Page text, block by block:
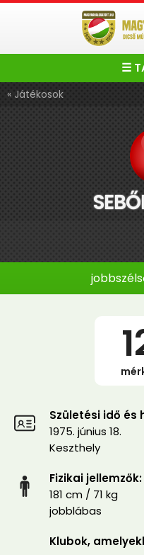
☰
« Játékosok
Születési idő és
1975. június 18.
Keszthely
Fizikai jellemzők:
181 cm / 71 kg
jobblábas
Klubok,